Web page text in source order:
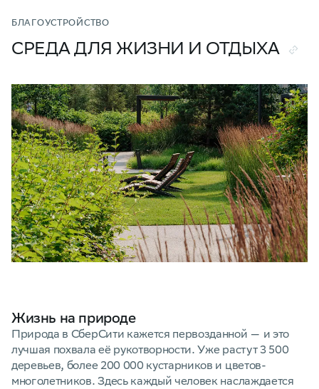
БЛАГОУСТРОЙСТВО
СРЕДА ДЛЯ ЖИЗНИ И ОТДЫХА
Жизнь на природе
Природа в СберСити кажется первозданной — и это
лучшая похвала её рукотворности. Уже растут 3 500
деревьев, более 200 000 кустарников и цветов-
многолетников. Здесь каждый человек наслаждается